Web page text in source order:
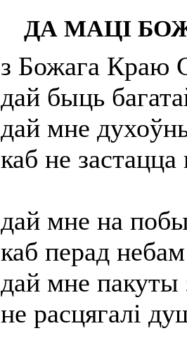
ДА МАЦІ
з Божага Краю
дай быць
дай мне
каб не
дай мне на
каб перад
дай мне пакуты
не расцягалі